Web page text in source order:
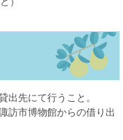
出先にて行うこと。
訪市博物館からの借り出